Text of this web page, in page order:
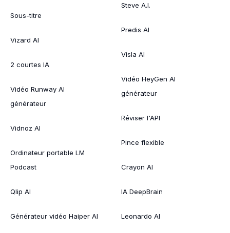
Sous-titre
Vizard AI
2 courtes IA
Vidéo Runway AI
générateur
Vidnoz AI
Ordinateur portable LM
Podcast
Qlip AI
Générateur vidéo Haiper AI
Steve A.I.
Predis AI
Visla AI
Vidéo HeyGen AI
générateur
Réviser l'API
Pince flexible
Crayon AI
IA DeepBrain
Leonardo AI